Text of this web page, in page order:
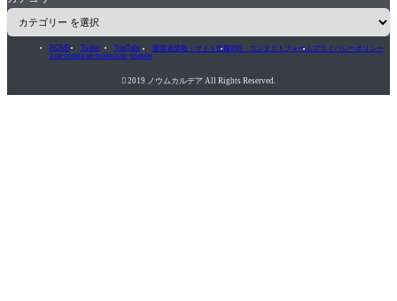
HOME
icon-home
Twitter
icon-twitter
YouTube
icon-youtube
運営者情報・サイト情報RSS・コンタクトフォームプライバシーポリシー
 2019 ノウムカルデア All Rights Reserved.